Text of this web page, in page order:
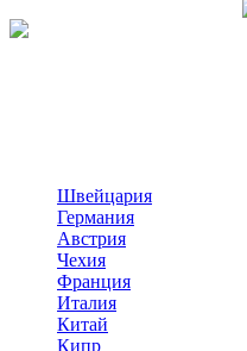
Швейцария
Германия
Австрия
Чехия
Франция
Италия
Китай
Кипр